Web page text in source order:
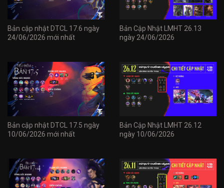
Bản cập nhật DTCL 17.6 ngày
24/06/2026 mới nhất
Bản Cập Nhật LMHT 26.13
ngày 24/06/2026
Bản cập nhật DTCL 17.5 ngày
10/06/2026 mới nhất
Bản Cập Nhật LMHT 26.12
ngày 10/06/2026